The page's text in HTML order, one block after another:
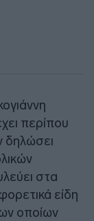
περίπου
δηλώσει
στα
είδη
οποίων